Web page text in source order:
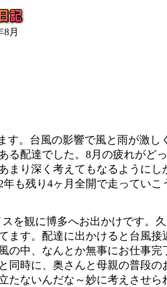
8月
。台風の影響で風と雨が激し
配達でした。8月の疲れがど
り深く考えてもなるようにし
も残り4ヶ月全開で走っていこ
を観に博多へお出かけです。
す。配達に出かけると台風接
中、なんとか無事にお仕事
時に、奥さんと母親の普段
ないんだな～妙に考えさせら